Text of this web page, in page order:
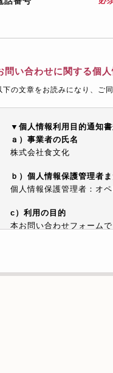
問い合わせに関する個
下の文章をお読みになり、ご
▼個人情報利用目的通知
ａ）事業者の氏名
株式会社食文化
ｂ）個人情報保護管理者
個人情報保護管理者：オ
c）利用の目的
本お問い合わせフォーム
本人の同意がある場合ま
個人情報について当社が
f）開示対象個人情報の開
ご本人からの求めにより